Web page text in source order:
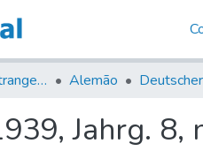
Jornais em Língua Estrangeira Alemão
Jahrg. 8,